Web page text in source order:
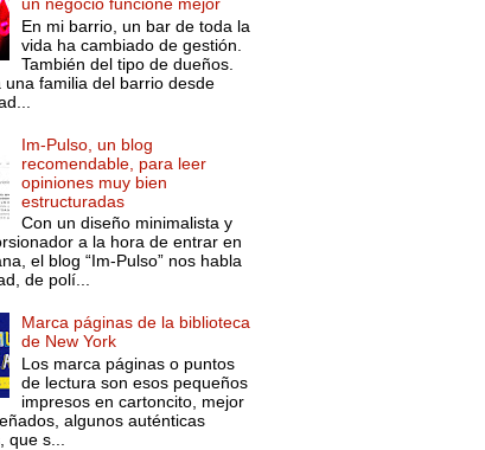
un negocio funcione mejor
En mi barrio, un bar de toda la
vida ha cambiado de gestión.
También del tipo de dueños.
una familia del barrio desde
Im-Pulso, un blog
recomendable, para leer
opiniones muy bien
estructuradas
Con un diseño minimalista y
a la hora de entrar en
el blog “Im-Pulso” nos habla
de polí...
Marca páginas de la biblioteca
de New York
Los marca páginas o puntos
de lectura son esos pequeños
impresos en cartoncito, mejor
algunos auténticas
que s...